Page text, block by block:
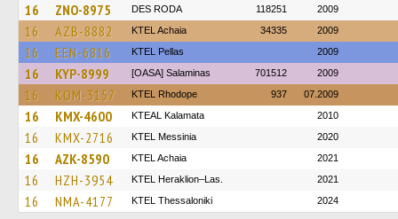
16 ZNO-8975 DES RODA 118251 2009
16 AZB-8882 KTEL Achaia 34335 2009
16 EEN-6816 KTEL Pellas 2009
16 KYP-8999 [OASA] Salaminas 701512 2009
16 KOM-3157 KTEL Rhodope 937 07.2009
16 KMX-4600 KTEAL Kalamata 2010
16 KMX-2716 KTEL Messinia 2020
16 AZK-8590 KTEL Achaia 2021
16 HZH-3954 KTEL Heraklion–Las. 2021
16 NMA-4177 KTEL Thessaloniki 2024